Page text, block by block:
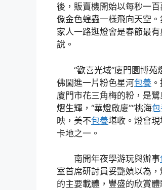
後，販賣機開始以每秒一
像金色蝗蟲一樣飛向天空。
家人一路逛燈會是春節最
說。
“歡喜光域”廈門園博
佛闖進一片粉色星河包養
廈門市花三角梅的粉，是
熠生輝，“華燈啟廈”“桃海包
映，美不包養堪收。燈會
卡地之一。
南開年夜學游玩與辦事
室首席研討員妥艷媜以為
的主要載體，豐盛的欣賞